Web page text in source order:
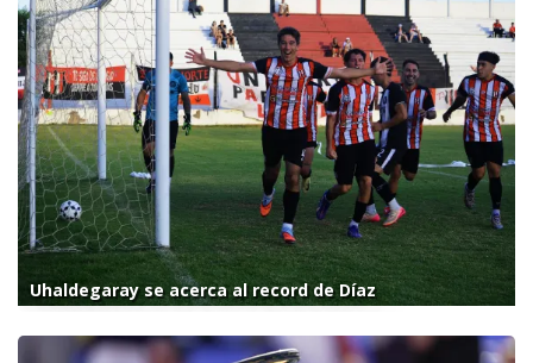
Uhaldegaray se acerca al record de Díaz